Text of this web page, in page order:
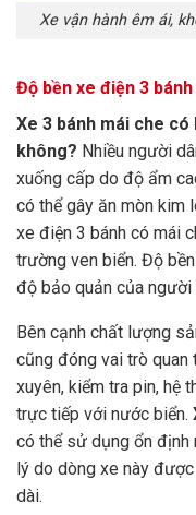
Xe vận hành êm ái,
Độ bền xe điện 3
Xe 3 bánh mái che
không? Nhiều người
xuống cấp do độ ẩm
có thể gây ăn mòn kim
xe điện 3 bánh có mái
trường ven biển. Độ
độ bảo quản của
Bên cạnh chất lượng
cũng đóng vai trò quan
xuyên, kiểm tra pin, hệ
trực tiếp với nước biển.
có thể sử dụng ổn định
lý do dòng xe này
dài.